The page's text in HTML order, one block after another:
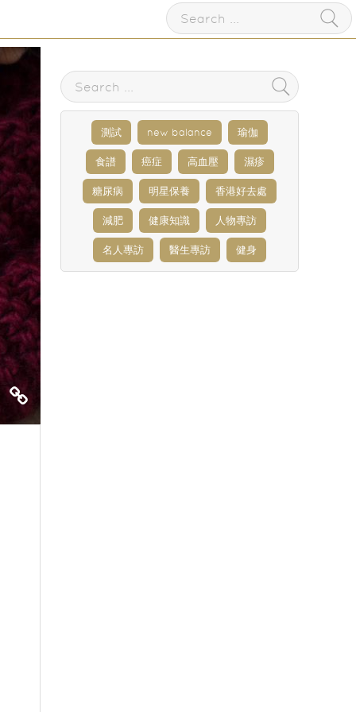
測試 new balance 瑜伽
食譜 癌症 高血壓 濕疹
糖尿病 明星保養 香港好去處
減肥 健康知識 人物專訪
名人專訪 醫生專訪 健身